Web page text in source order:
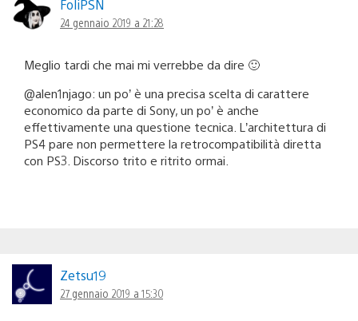
FoliPSN
24 gennaio 2019 a 21:28
Meglio tardi che mai mi verrebbe da dire 🙂
@alen1njago: un po’ è una precisa scelta di carattere
economico da parte di Sony, un po’ è anche
effettivamente una questione tecnica. L’architettura di
PS4 pare non permettere la retrocompatibilità diretta
con PS3. Discorso trito e ritrito ormai.
Zetsu19
27 gennaio 2019 a 15:30